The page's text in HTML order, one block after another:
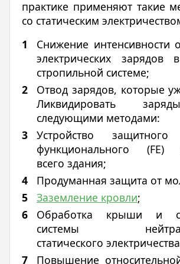
практике применяют такие
со статическим
Снижение интенсивности
электрических
стропильной системе;
Отвод зарядов, которые
Ликвидировать
следующими методами:
Устройство
функционального (FE)
всего здания;
Продуманная защита от
Заземление кровли;
Обработка крыши и
системы
статического
Повышение